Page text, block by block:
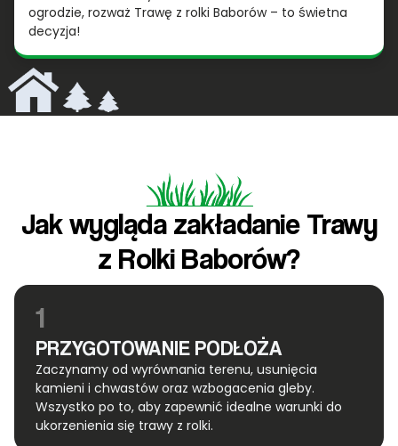
ogrodzie, rozważ Trawę z rolki Baborów – to świetna
decyzja!
Jak wygląda zakładanie Trawy
z Rolki Baborów?
1
PRZYGOTOWANIE PODŁOŻA
Zaczynamy od wyrównania terenu, usunięcia
kamieni i chwastów oraz wzbogacenia gleby.
Wszystko po to, aby zapewnić idealne warunki do
ukorzenienia się trawy z rolki.